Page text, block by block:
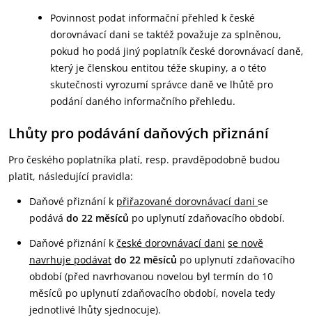
Povinnost podat informační přehled k české
dorovnávací dani se taktéž považuje za splněnou,
pokud ho podá jiný poplatník české dorovnávací daně,
který je členskou entitou téže skupiny, a o této
skutečnosti vyrozumí správce daně ve lhůtě pro
podání daného informačního přehledu.
Lhůty pro podávání daňových přiznání
Pro českého poplatníka platí, resp. pravděpodobně budou
platit, následující pravidla:
Daňové přiznání k přiřazované dorovnávací dani se
podává do 22 měsíců po uplynutí zdaňovacího období.
Daňové přiznání k české dorovnávací dani se nově
navrhuje podávat do 22 měsíců po uplynutí zdaňovacího
období (před navrhovanou novelou byl termín do 10
měsíců po uplynutí zdaňovacího období, novela tedy
jednotlivé lhůty sjednocuje).